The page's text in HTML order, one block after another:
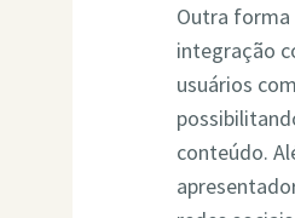
Outra forma
integração
usuários
conteúdo.